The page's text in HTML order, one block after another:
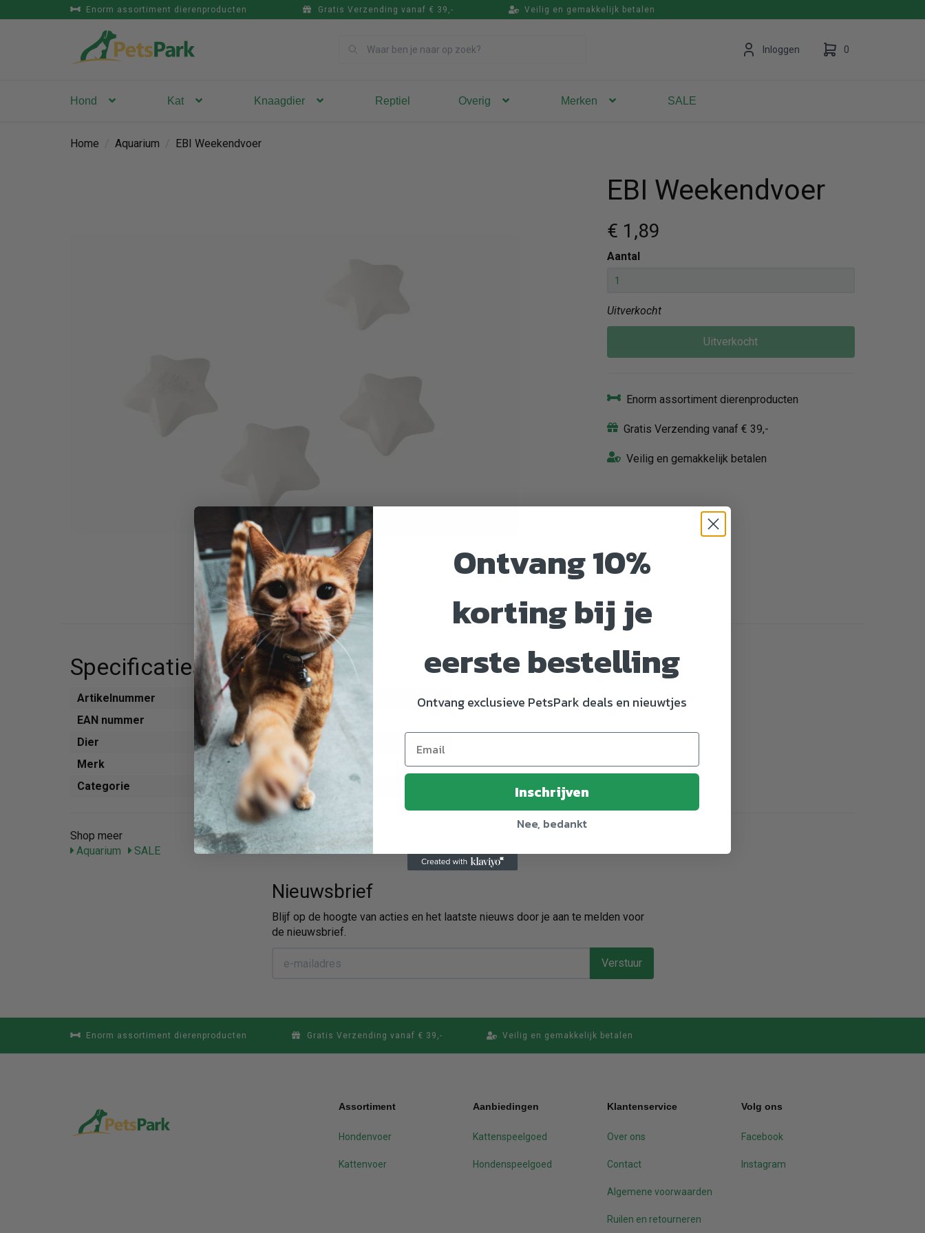
Enorm assortiment dierenproducten Gratis Verzending vanaf € 39,- Veilig en gemakkelijk betalen
Inloggen 0
Vul hem met producten.
Hond Kat Knaagdier Reptiel Overig Merken SALE
Home Aquarium EBI Weekendvoer
EBI Weekendvoer
€ 1 ,89
Aantal
Uitverkocht
Uitverkocht
Enorm assortiment dierenproducten
Gratis Verzending vanaf € 39,-
Veilig en gemakkelijk betalen
Specificaties
Artikelnummer
765039
EAN nummer
4047059112328
Dier
Aquarium
Merk
EBI
Categorie
Voer
Shop meer
Aquarium
SALE
Nieuwsbrief
Blijf op de hoogte van acties en het laatste nieuws door je aan te melden voor
de nieuwsbrief.
Verstuur
Enorm assortiment dierenproducten Gratis Verzending vanaf € 39,- Veilig en gemakkelijk betalen
Assortiment
Hondenvoer
Kattenvoer
Aanbiedingen
Kattenspeelgoed
Hondenspeelgoed
Klantenservice
Over ons
Contact
Algemene voorwaarden
Ruilen en retourneren
Volg ons
Facebook
Instagram
Ontvang 10%
korting bij je
eerste bestelling
Ontvang exclusieve PetsPark deals en nieuwtjes
Inschrijven
Nee, bedankt